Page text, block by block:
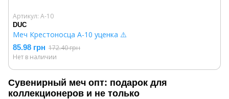
Сувенирный меч опт: подарок для
коллекционеров и не только
Артикул: A-10
DUC
Меч Крестоносца A-10 уценка ⚠️
85.98 грн 172.40 грн
Нет в наличии